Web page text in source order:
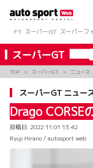
ツ
へ
ス
キ
ッ
F1
スーパーGT スーパーフ
スーパーGT
TOP スーパーGT ニュース
スーパーGT ニュー
Drago CORSE
投稿日: 2022.11.01 13:42
Ryuji Hirano / autosport web